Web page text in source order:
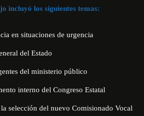
incluyó los siguientes temas:
en situaciones de urgencia
del Estado
del ministerio público
interno del Congreso Estatal
selección del nuevo Comisionado Vocal